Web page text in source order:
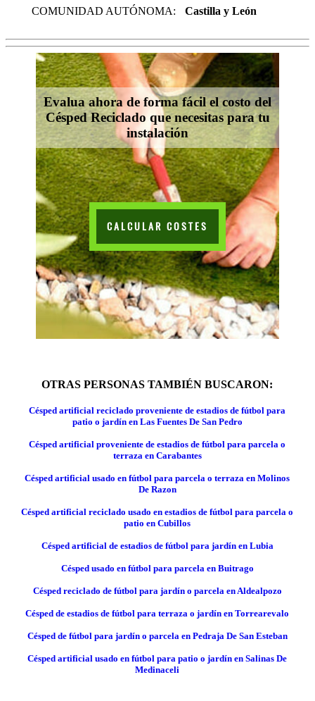
COMUNIDAD AUTÓNOMA: Castilla y León
Evalua ahora de forma fácil el costo del
Césped Reciclado que necesitas para tu
instalación
CALCULAR COSTES
OTRAS PERSONAS TAMBIÉN BUSCARON:
Césped artificial reciclado proveniente de estadios de fútbol para
patio o jardín en Las Fuentes De San Pedro
Césped artificial proveniente de estadios de fútbol para parcela o
terraza en Carabantes
Césped artificial usado en fútbol para parcela o terraza en Molinos
De Razon
Césped artificial reciclado usado en estadios de fútbol para parcela o
patio en Cubillos
Césped artificial de estadios de fútbol para jardín en Lubia
Césped usado en fútbol para parcela en Buitrago
Césped reciclado de fútbol para jardín o parcela en Aldealpozo
Césped de estadios de fútbol para terraza o jardín en Torrearevalo
Césped de fútbol para jardín o parcela en Pedraja De San Esteban
Césped artificial usado en fútbol para patio o jardín en Salinas De
Medinaceli